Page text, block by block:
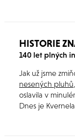
HISTORIE
140 let plných
Jak už jsme
nesených pluhů
oslavila v
Dnes je